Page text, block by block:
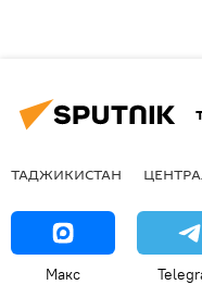
ТАДЖИКИСТАН
Макс